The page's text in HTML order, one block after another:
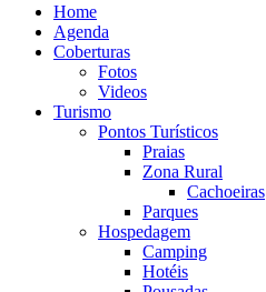
Home
Agenda
Coberturas
Fotos
Videos
Turismo
Pontos Turísticos
Praias
Zona Rural
Cachoeiras
Parques
Hospedagem
Camping
Hotéis